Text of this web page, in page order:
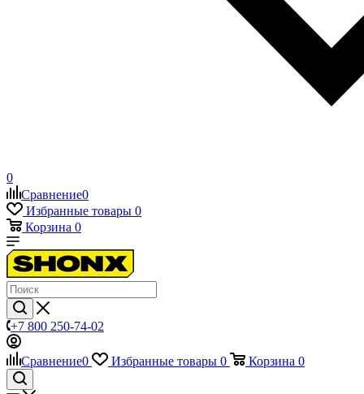
0
Сравнение0
Избранные товары 0
Корзина 0
+7 800 250-74-02
Сравнение0 Избранные товары 0 Корзина 0